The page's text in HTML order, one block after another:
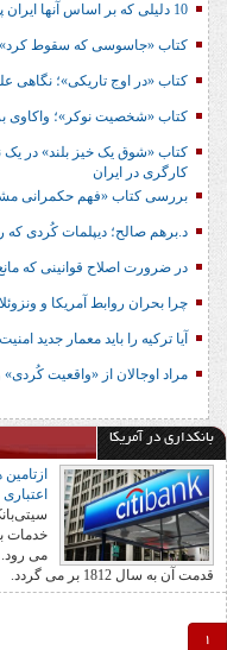
10 دلیلی که بر اساس آنها ایران پیروز جنگ با آمریکا/اسرائیل است!
کتاب «جاسوسی که سقوط
کتاب «در اوج تاریکی»؛
کتاب «شخصیت نوکر»؛ واکاوی
کارگری در ایران
بررسی کتاب «فهم حکمرانی
د.برهم صالح؛ دیپلمات کُردی که
در ضرورت اصلاح قوانینی که
چرا بحران روابط آمریکا و
آیا ترکیه را باید معمار جدید
مراد اوجالان از «واقعیت
بانکداری در آمریکا
اعتباری
خدمات
می رود.
قدمت آن به سال 1812 بر می گردد.
1